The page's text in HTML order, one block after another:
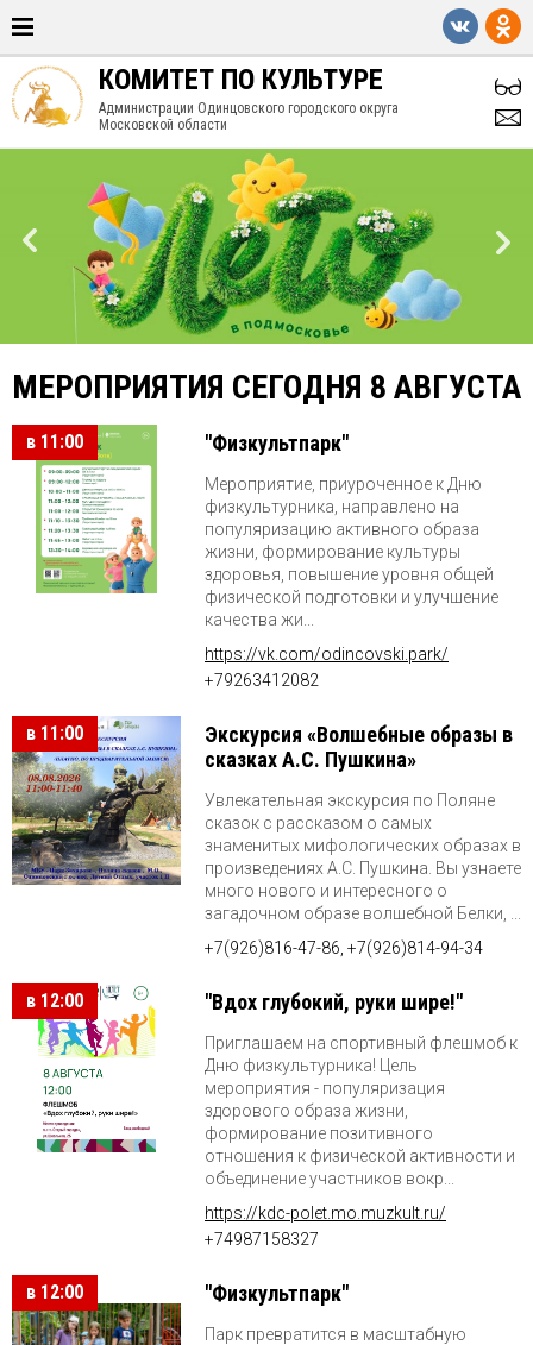
КОМИТЕТ ПО КУЛЬТУРЕ
Администрации Одинцовского городского округа
Московской области
МЕРОПРИЯТИЯ СЕГОДНЯ 8 АВГУСТА
в 11:00 "Физкультпарк"
Мероприятие, приуроченное к Дню
физкультурника, направлено на
популяризацию активного образа
жизни, формирование культуры
здоровья, повышение уровня общей
физической подготовки и улучшение
качества жи...
https://vk.com/odincovski.park/
+79263412082
в 11:00
Экскурсия «Волшебные образы в
сказках А.С. Пушкина»
Увлекательная экскурсия по Поляне
сказок с рассказом о самых
знаменитых мифологических образах в
произведениях А.С. Пушкина. Вы узнаете
много нового и интересного о
загадочном образе волшебной Белки, ...
+7(926)816-47-86, +7(926)814-94-34
в 12:00 "Вдох глубокий, руки шире!"
Приглашаем на спортивный флешмоб к
Дню физкультурника! Цель
мероприятия - популяризация
здорового образа жизни,
формирование позитивного
отношения к физической активности и
объединение участников вокр...
https://kdc-polet.mo.muzkult.ru/
+74987158327
в 12:00 "Физкультпарк"
Парк превратится в масштабную